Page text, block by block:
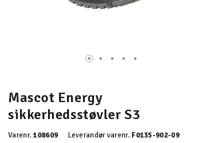
Mascot Energy
sikkerhedsstøvler S3
Varenr.108609 Leverandør varenr. F0135-902-09